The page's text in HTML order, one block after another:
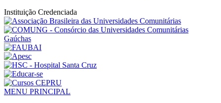
Instituição Credenciada
MENU PRINCIPAL